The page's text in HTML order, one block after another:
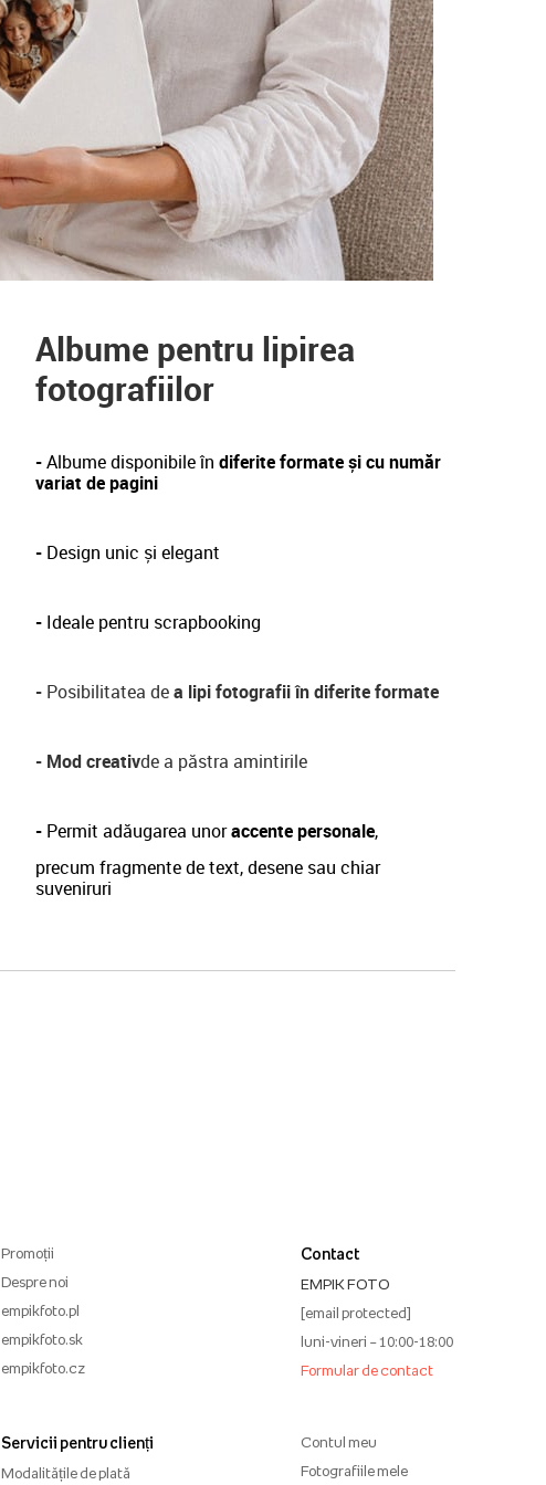
Albume pentru lipirea
fotografiilor
-Albume disponibile în diferite formate și cu număr
variat de pagini
-Design unic și elegant
- Ideale pentru scrapbooking
-Posibilitatea dea lipi fotografii în diferite formate
- Mod creativde a păstra amintirile
-Permit adăugarea unoraccente personale,
precum fragmente de text, desene sau chiar
suveniruri
Promoții
Despre noi
empikfoto.pl
empikfoto.sk
empikfoto.cz
Servicii pentru clienți
Modalitățile de plată
Contact
EMPIK FOTO
[email protected]
luni-vineri – 10:00-18:00
Formular de contact
Contul meu
Fotografiile mele